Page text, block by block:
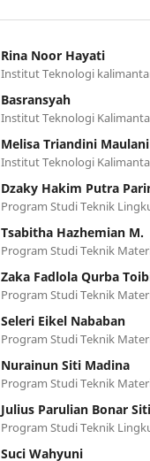
Rina Noor Hayati
Institut Teknologi
Basransyah
Institut Teknologi
Melisa Triandini Maulani
Institut Teknologi
Dzaky Hakim Putra
Program Studi Teknik
Tsabitha Hazhemian M.
Program Studi Teknik
Zaka Fadlola Qurba
Program Studi Teknik
Seleri Eikel Nababan
Program Studi Teknik
Nurainun Siti Madina
Program Studi Teknik
Julius Parulian Bonar
Program Studi Teknik
Suci Wahyuni